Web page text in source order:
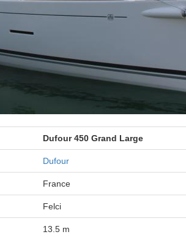
Dufour 450 Grand Large
Dufour
France
Felci
13.5 m